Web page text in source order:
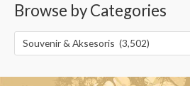
Browse by Categories
Souvenir & Aksesoris (3,502)